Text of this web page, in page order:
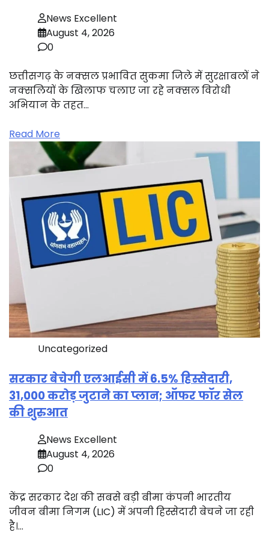
News Excellent
August 4, 2026
0
छत्तीसगढ़ के नक्सल प्रभावित सुकमा जिले में सुरक्षाबलों ने
नक्सलियों के खिलाफ चलाए जा रहे नक्सल विरोधी
अभियान के तहत…
Read More
Uncategorized
सरकार बेचेगी एलआईसी में 6.5% हिस्सेदारी,
31,000 करोड़ जुटाने का प्लान; ऑफर फॉर सेल
की शुरुआत
News Excellent
August 4, 2026
0
केंद्र सरकार देश की सबसे बड़ी बीमा कंपनी भारतीय
जीवन बीमा निगम (LIC) में अपनी हिस्सेदारी बेचने जा रही
है।…